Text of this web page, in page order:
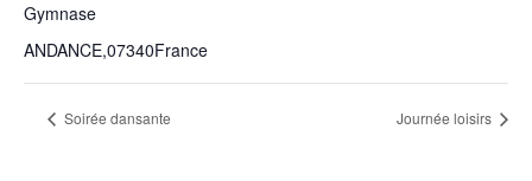
Gymnase
ANDANCE,07340France
Soirée dansante Journée loisirs